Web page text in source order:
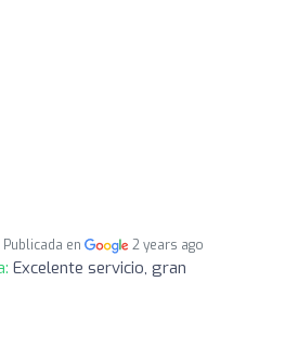
Publicada en 2 years ago
Excelente servicio, gran